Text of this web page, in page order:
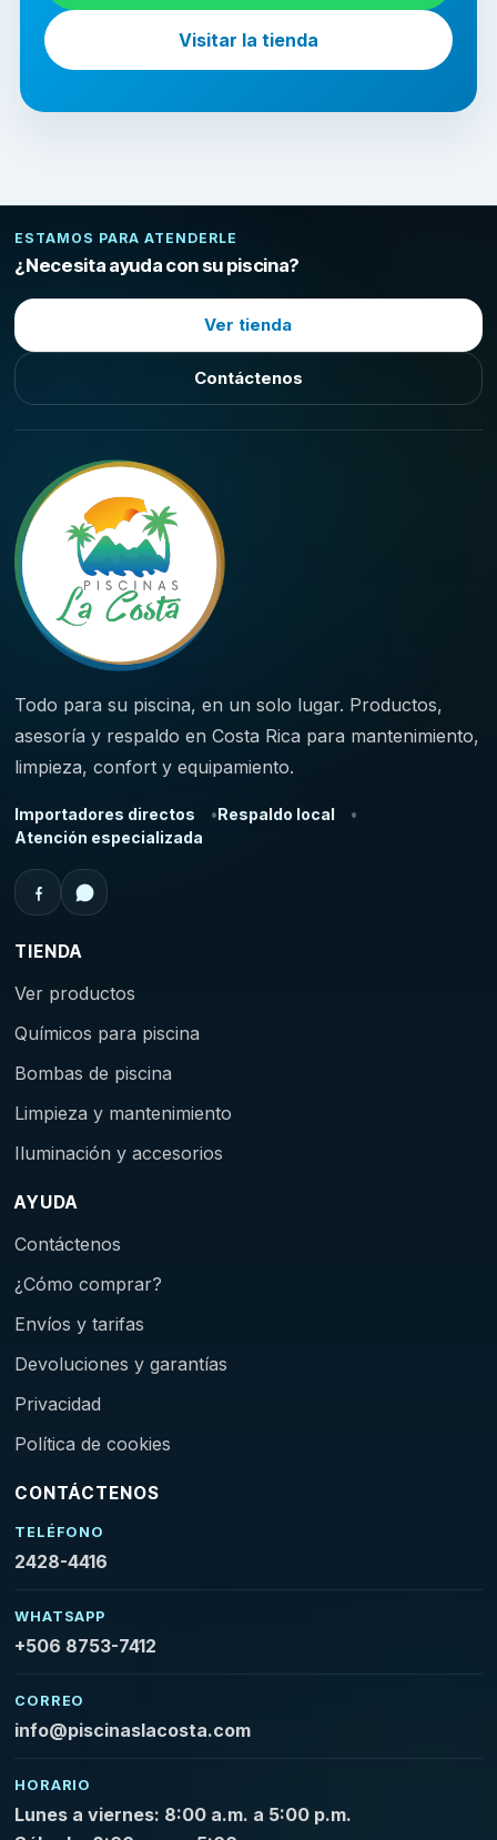
Visitar la tienda
ESTAMOS PARA ATENDERLE
¿Necesita ayuda con su piscina?
Ver tienda
Contáctenos
Todo para su piscina, en un solo lugar. Productos,
asesoría y respaldo en Costa Rica para mantenimiento,
limpieza, confort y equipamiento.
Importadores directos
Respaldo local
Atención especializada
TIENDA
Ver productos
Químicos para piscina
Bombas de piscina
Limpieza y mantenimiento
Iluminación y accesorios
AYUDA
Contáctenos
¿Cómo comprar?
Envíos y tarifas
Devoluciones y garantías
Privacidad
Política de cookies
CONTÁCTENOS
TELÉFONO
2428-4416
WHATSAPP
+506 8753-7412
CORREO
info@piscinaslacosta.com
HORARIO
Lunes a viernes: 8:00 a.m. a 5:00 p.m.